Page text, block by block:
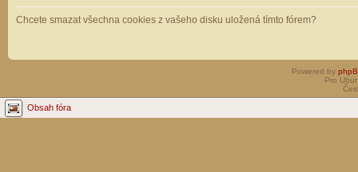
Chcete smazat všechna cookies z vašeho disku uložená tímto fórem?
Powered by
Pro
Obsah fóra